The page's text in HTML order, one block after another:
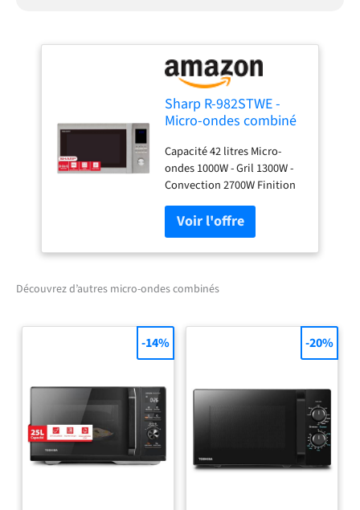
Sharp R-982STWE -
Micro-ondes combiné
42 litres - Finition Inox
Capacité 42 litres Micro-
ondes 1000W - Gril 1300W -
Convection 2700W Finition
Inox Cavité Inox 5 niveaux
de puissance 10
programmes automatiques
Touche +30 secondes
par poids Verrouillage
Découvrez d’autres micro-ondes combinés
-14% -20%